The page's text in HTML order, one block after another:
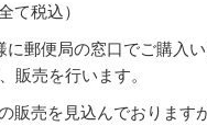
て税込）
郵便局の窓口でご購入
販売を行います。
販売を見込んでおります